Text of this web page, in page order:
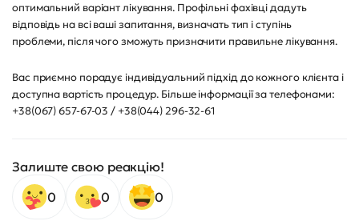
оптимальний варіант лікування. Профільні фахівці дадуть
відповідь на всі ваші запитання, визначать тип і ступінь
проблеми, після чого зможуть призначити правильне лікування.
Вас приємно порадує індивідуальний підхід до кожного клієнта і
доступна вартість процедур. Більше інформації за телефонами:
+38(067) 657-67-03 / +38(044) 296-32-61
Залиште свою реакцію!
0
0
0